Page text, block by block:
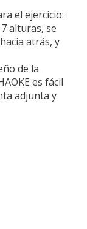
el ejercicio:
alturas, se
atrás, y
de la
es fácil
adjunta y